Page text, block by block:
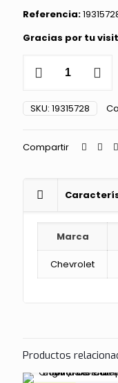
Referencia:
Gracias por tu
Tapa
Chevrolet
Aveo/
1.6
cantidad
SKU: 19315728
Compartir
Marca
Chevrolet
Productos